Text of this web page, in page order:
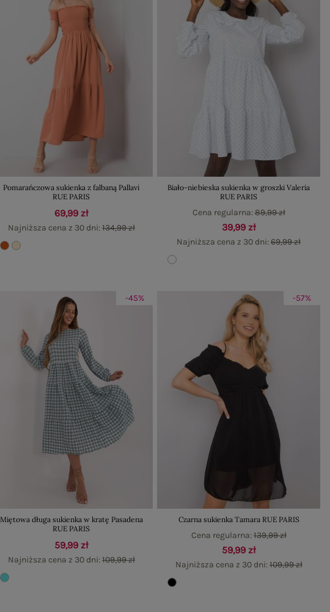
Pomarańczowa sukienka z falbaną Pallavi
RUE PARIS
69,99 zł
Najniższa cena z 30 dni:134,99 zł
Biało-niebieska sukienka w groszki Valeria
RUE PARIS
39,99 zł
Najniższa cena z 30 dni:69,99 zł
Cena regularna:89,99 zł
-45%
Miętowa długa sukienka w kratę Pasadena
RUE PARIS
59,99 zł
Najniższa cena z 30 dni:109,99 zł
-57%
Czarna sukienka Tamara RUE PARIS
59,99 zł
Najniższa cena z 30 dni:109,99 zł
Cena regularna:139,99 zł